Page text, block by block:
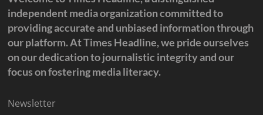
independent media organization committed to
providing accurate and unbiased information through
our platform. At Times Headline, we pride ourselves
on our dedication to journalistic integrity and our
focus on fostering media literacy.
Newsletter